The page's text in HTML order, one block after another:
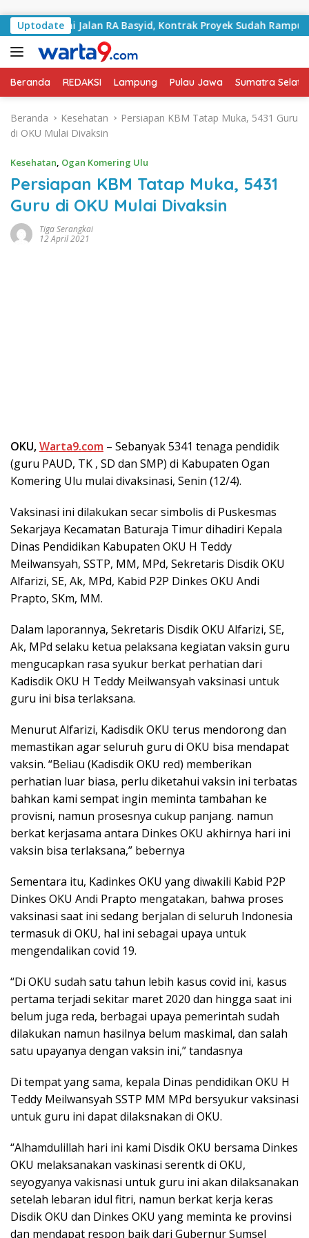
Uptodate
Jalan RA Basyid, Kontrak Proyek Sudah Rampung
Beranda REDAKSI Lampung Pulau Jawa Sumatra
Beranda Kesehatan
Persiapan KBM Tatap Muka, 5431 Guru
di OKU Mulai Divaksin
Kesehatan, Ogan Komering Ulu
Persiapan KBM Tatap Muka, 5431
Guru di OKU Mulai Divaksin
Tiga Serangkai
12 April 2021
OKU,Warta9.com – Sebanyak 5341 tenaga pendidik
(guru PAUD, TK , SD dan SMP) di Kabupaten Ogan
Komering Ulu mulai divaksinasi, Senin (12/4).
Vaksinasi ini dilakukan secar simbolis di Puskesmas
Sekarjaya Kecamatan Baturaja Timur dihadiri Kepala
Dinas Pendidikan Kabupaten OKU H Teddy
Meilwansyah, SSTP, MM, MPd, Sekretaris Disdik OKU
Alfarizi, SE, Ak, MPd, Kabid P2P Dinkes OKU Andi
Prapto, SKm, MM.
Dalam laporannya, Sekretaris Disdik OKU Alfarizi, SE,
Ak, MPd selaku ketua pelaksana kegiatan vaksin guru
mengucapkan rasa syukur berkat perhatian dari
Kadisdik OKU H Teddy Meilwansyah vaksinasi untuk
guru ini bisa terlaksana.
Menurut Alfarizi, Kadisdik OKU terus mendorong dan
memastikan agar seluruh guru di OKU bisa mendapat
vaksin. “Beliau (Kadisdik OKU red) memberikan
perhatian luar biasa, perlu diketahui vaksin ini terbatas
bahkan kami sempat ingin meminta tambahan ke
provisni, namun prosesnya cukup panjang. namun
berkat kerjasama antara Dinkes OKU akhirnya hari ini
vaksin bisa terlaksana,” bebernya
Sementara itu, Kadinkes OKU yang diwakili Kabid P2P
Dinkes OKU Andi Prapto mengatakan, bahwa proses
vaksinasi saat ini sedang berjalan di seluruh Indonesia
termasuk di OKU, hal ini sebagai upaya untuk
mengendalikan covid 19.
“Di OKU sudah satu tahun lebih kasus covid ini, kasus
pertama terjadi sekitar maret 2020 dan hingga saat ini
belum juga reda, berbagai upaya pemerintah sudah
dilakukan namun hasilnya belum maskimal, dan salah
satu upayanya dengan vaksin ini,” tandasnya
Di tempat yang sama, kepala Dinas pendidikan OKU H
Teddy Meilwansyah SSTP MM MPd bersyukur vaksinasi
untuk guru ini dapat dilaksnakan di OKU.
“Alhamdulillah hari ini kami Disdik OKU bersama Dinkes
OKU melaksanakan vaskinasi serentk di OKU,
seyogyanya vakisnasi untuk guru ini akan dilaksanakan
setelah lebaran idul fitri, namun berkat kerja keras
Disdik OKU dan Dinkes OKU yang meminta ke provinsi
dan mendapat respon baik dari Gubernur Sumsel